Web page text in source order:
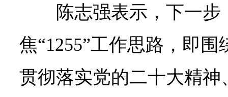
陈志强表示，下一
焦“1255”工作思路，即围
贯彻落实党的二十大精